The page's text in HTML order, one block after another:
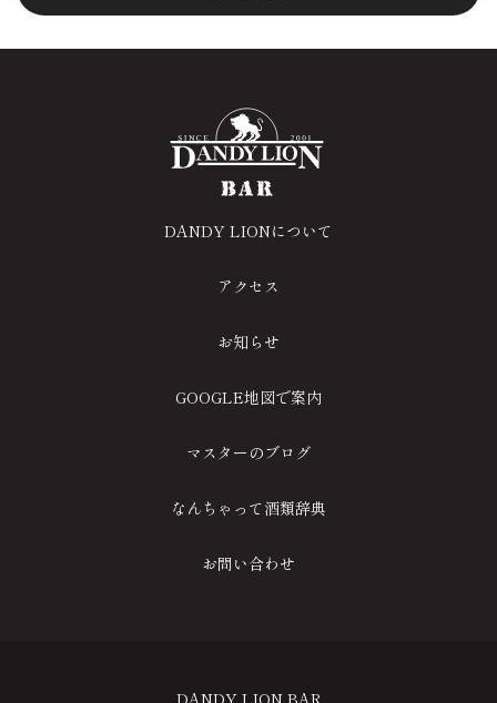
DANDY LIONについて
アクセス
お知らせ
GOOGLE地図で案内
マスターのブログ
なんちゃって酒類辞典
お問い合わせ
DANDY LION BAR